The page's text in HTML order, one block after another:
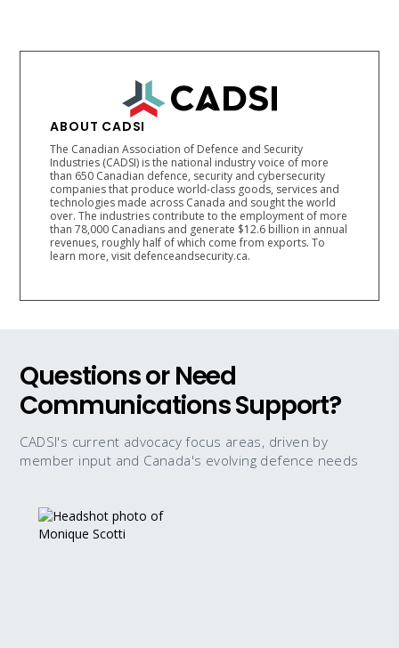
ABOUT CADSI
The Canadian Association of Defence and Security
Industries (CADSI) is the national industry voice of more
than 650 Canadian defence, security and cybersecurity
companies that produce world-class goods, services and
technologies made across Canada and sought the world
over. The industries contribute to the employment of more
than 78,000 Canadians and generate $12.6 billion in annual
revenues, roughly half of which come from exports. To
learn more, visit defenceandsecurity.ca.
Questions or Need
Communications Support?
CADSI's current advocacy focus areas, driven by
member input and Canada's evolving defence needs